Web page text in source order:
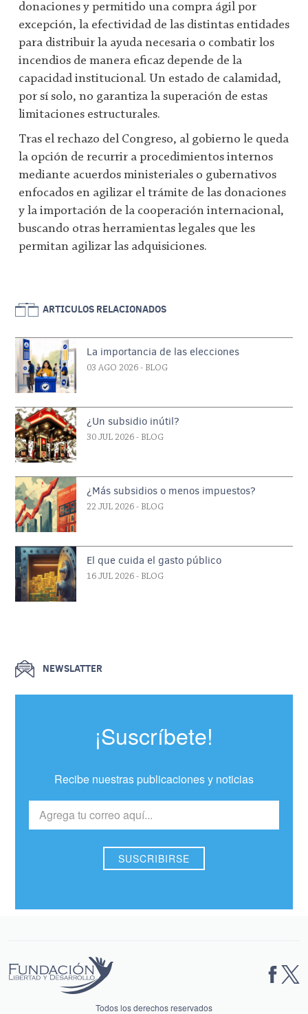
donaciones y permitido una compra ágil por
excepción, la efectividad de las distintas entidades
para distribuir la ayuda necesaria o combatir los
incendios de manera eficaz depende de la
capacidad institucional. Un estado de calamidad,
por sí solo, no garantiza la superación de estas
limitaciones estructurales.
Tras el rechazo del Congreso, al gobierno le queda
la opción de recurrir a procedimientos internos
mediante acuerdos ministeriales o gubernativos
enfocados en agilizar el trámite de las donaciones
y la importación de la cooperación internacional,
buscando otras herramientas legales que les
permitan agilizar las adquisiciones.
ARTICULOS RELACIONADOS
La importancia de las elecciones
03 AGO 2026 - BLOG
¿Un subsidio inútil?
30 JUL 2026 - BLOG
¿Más subsidios o menos impuestos?
22 JUL 2026 - BLOG
El que cuida el gasto público
16 JUL 2026 - BLOG
NEWSLATTER
¡Suscríbete!
Recibe nuestras publicaciones y noticias
Todos los derechos reservados